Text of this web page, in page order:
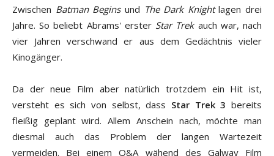
Zwischen Batman Beginsund The Dark Knightlagen drei
Jahre. So beliebt Abrams' erster Star Trekauch war, nach
vier Jahren verschwand er aus dem Gedächtnis vieler
Kinogänger.
Da der neue Film aber natürlich trotzdem ein Hit ist,
versteht es sich von selbst, dass Star Trek 3 bereits
fleißig geplant wird. Allem Anschein nach, möchte man
diesmal auch das Problem der langen Wartezeit
vermeiden. Bei einem Q&A wähend des Galway Film